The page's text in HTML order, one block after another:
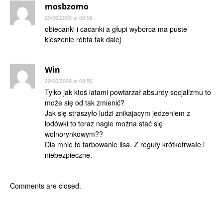
mosbzomo
29/06/2009 at 08:56
obiecanki i cacanki a głupi wyborca ma puste
kieszenie róbta tak dalej
Win
29/06/2009 at 09:56
Tylko jak ktoś latami powtarzał absurdy socjalizmu to
może się od tak zmienić?
Jak się straszyło ludzi znikajacym jedzeniem z
lodówki to teraz nagle można stać się
wolnorynkowym??
Dla mnie to farbowanie lisa. Z reguły krótkotrwałe i
niebezpieczne.
Comments are closed.